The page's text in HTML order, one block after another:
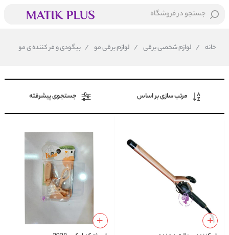
جستجو در فروشگاه
خانه / لوازم شخصی برقی / لوازم برقی مو / بیگودی و فر کننده ی مو
مرتب سازی بر اساس جستجوی پیشرفته